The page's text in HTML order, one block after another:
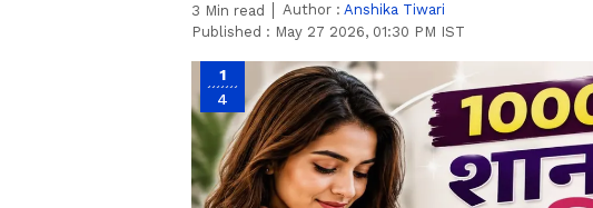
3 Min read Author : Anshika Tiwari
Published : May 27 2026, 01:30 PM IST
1
4